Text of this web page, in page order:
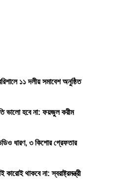
১১ দলীয় সমাবেশ অনুষ্ঠিত
ভালো হবে না: ফয়জুল করীম
ধারণ, ৩ কিশোর গ্রেফতার
থাকবে না: স্বরাষ্ট্রমন্ত্রী